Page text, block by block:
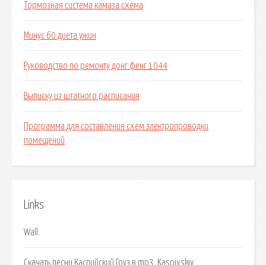
Тормозная система камаза схема
Минус 60 диета ужин
Руководство по ремонту донг фенг 1044
Выписку из штатного расписания
Программа для составления схем электропроводки
помещений
Links
Wall.
Скачать песни Каспийский Груз в mp3, Kaspiyskiy.